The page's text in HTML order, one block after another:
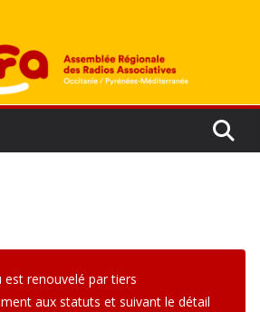
est renouvelé par tiers
aux statuts et suivant le détail